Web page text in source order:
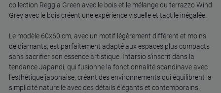
collection Reggia Green avec le bois et le mélange du terrazzo Wind
Grey avec le bois créent une expérience visuelle et tactile inégalée.
Le modèle 60x60 cm, avec un motif légèrement différent et moins
de diamants, est parfaitement adapté aux espaces plus compacts
sans sacrifier son essence artistique. Intarsio s'inscrit dans la
tendance Japandi, qui fusionne la fonctionnalité scandinave avec
l'esthétique japonaise, créant des environnements qui équilibrent la
simplicité naturelle avec des détails élégants et contemporains.